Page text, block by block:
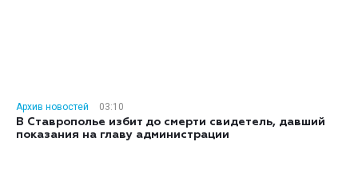
Архив новостей
03:10
В Ставрополье избит до смерти свидетель, давший
показания на главу администрации